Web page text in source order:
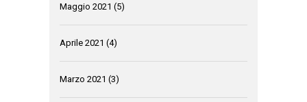
Maggio 2021 (5)
Aprile 2021 (4)
Marzo 2021 (3)